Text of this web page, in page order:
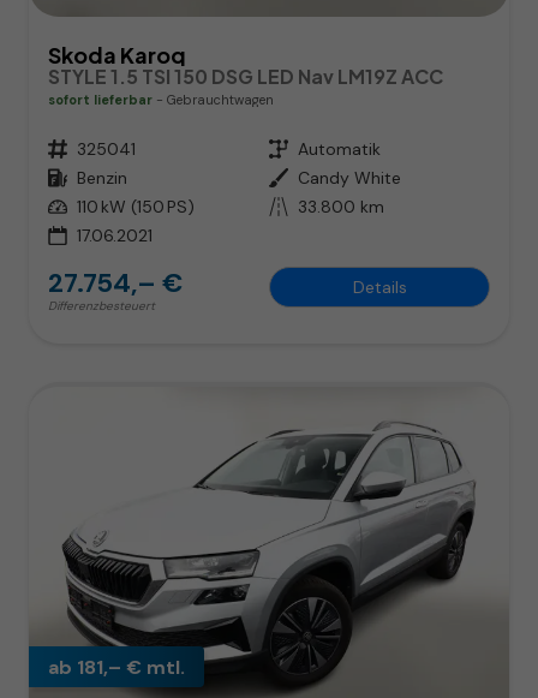
Skoda Karoq
STYLE 1.5 TSI 150 DSG LED Nav LM19Z ACC
sofort lieferbar Gebrauchtwagen
Fahrzeugnr. 325041 Getriebe Automatik
Kraftstoff Benzin Außenfarbe Candy White
Leistung 110 kW (150 PS) Kilometerstand 33.800 km
17.06.2021
27.754,– €
Differenzbesteuert
Details
ab 181,– € mtl.